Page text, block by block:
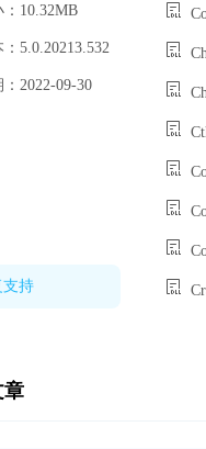
10.32MB
5.0.20213.532
2022-09-30
持
章